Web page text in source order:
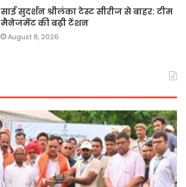
साई सुदर्शन श्रीलंका टेस्ट सीरीज से बाहर: टीम
मैनेजमेंट की बढ़ी टेंशन
August 8, 2026